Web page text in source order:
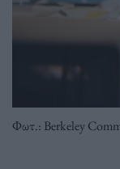
Φωτ.: Berkeley